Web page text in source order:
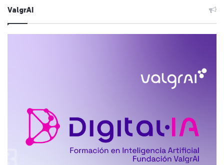
ValgrAI